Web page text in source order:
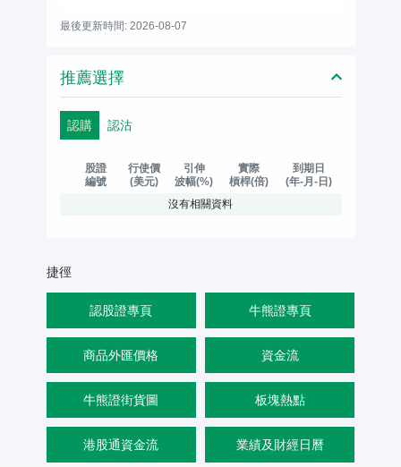
最後更新時間: 2026-08-07
推薦選擇
認購 認沽
股證
編號
行使價
(美元)
引伸
波幅(%)
實際
槓桿(倍)
到期日
(年-月-日)
沒有相關資料
捷徑
認股證專頁 牛熊證專頁
商品外匯價格 資金流
牛熊證街貨圖 板塊熱點
港股通資金流 業績及財經日曆